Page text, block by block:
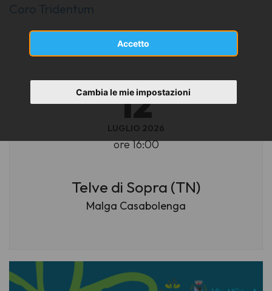
Accetto
Cambia le mie impostazioni
Coro Tridentum
DOMENICA
12
LUGLIO 2026
ore 16:00
Telve di Sopra (TN)
Malga Casabolenga